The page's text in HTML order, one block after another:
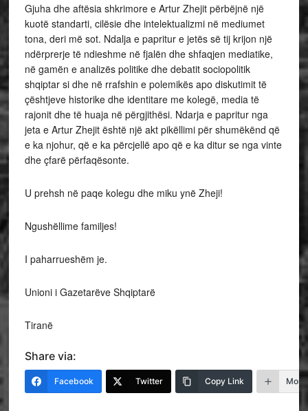
Gjuha dhe aftësia shkrimore e Artur Zhejit përbëjnë një
kuotë standarti, cilësie dhe intelektualizmi në mediumet
tona, deri më sot. Ndalja e papritur e jetës së tij krijon një
ndërprerje të ndieshme në fjalën dhe shfaqjen mediatike,
në gamën e analizës politike dhe debatit sociopolitik
shqiptar si dhe në rrafshin e polemikës apo diskutimit të
çështjeve historike dhe identitare me kolegë, media të
rajonit dhe të huaja në përgjithësi. Ndarja e papritur nga
jeta e Artur Zhejit është një akt pikëllimi për shumëkënd që
e ka njohur, që e ka përcjellë apo që e ka ditur se nga vinte
dhe çfarë përfaqësonte.
U prehsh në paqe kolegu dhe miku ynë Zheji!
Ngushëllime familjes!
I paharrueshëm je.
Unioni i Gazetarëve Shqiptarë
Tiranë
Share via:
Facebook Twitter Copy Link More